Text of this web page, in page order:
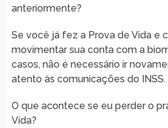
anteriormente?
Se você já fez a Prova de Vida e
movimentar sua conta com a
casos, não é necessário ir
atento às comunicações do INSS.
O que acontece se eu perder o
Vida?